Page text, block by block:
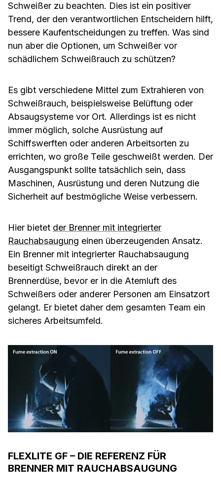
Schweißer zu beachten. Dies ist ein positiver
Trend, der den verantwortlichen Entscheidern hilft,
bessere Kaufentscheidungen zu treffen. Was sind
nun aber die Optionen, um Schweißer vor
schädlichem Schweißrauch zu schützen?
Es gibt verschiedene Mittel zum Extrahieren von
Schweißrauch, beispielsweise Belüftung oder
Absaugsysteme vor Ort. Allerdings ist es nicht
immer möglich, solche Ausrüstung auf
Schiffswerften oder anderen Arbeitsorten zu
errichten, wo große Teile geschweißt werden. Der
Ausgangspunkt sollte tatsächlich sein, dass
Maschinen, Ausrüstung und deren Nutzung die
Sicherheit auf bestmögliche Weise verbessern.
Hier bietet der Brenner mit integrierter
Rauchabsaugung einen überzeugenden Ansatz.
Ein Brenner mit integrierter Rauchabsaugung
beseitigt Schweißrauch direkt an der
Brennerdüse, bevor er in die Atemluft des
Schweißers oder anderer Personen am Einsatzort
gelangt. Er bietet daher dem gesamten Team ein
sicheres Arbeitsumfeld.
FLEXLITE GF – DIE REFERENZ FÜR
BRENNER MIT RAUCHABSAUGUNG